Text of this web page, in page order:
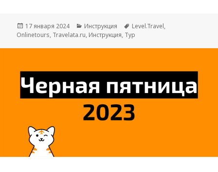
Опубликовано
17 января 2024 Рубрики
Инструкция Метки
Level.Travel,
Onlinetours, Travelata.ru, Инструкция, Тур